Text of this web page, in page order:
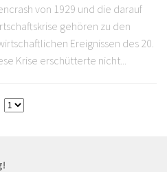
von 1929 und die darauf
gehören zu den
Ereignissen des 20.
Krise erschütterte nicht...